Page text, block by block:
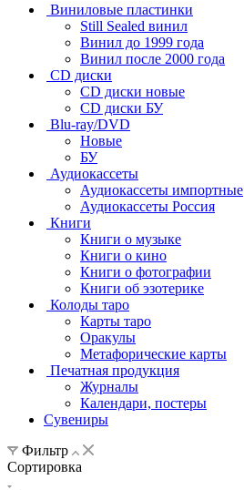
Виниловые пластинки
Still Sealed винил
Винил до 1999 года
Винил после 2000 года
CD диски
CD диски новые
CD диски БУ
Blu-ray/DVD
Новые
БУ
Аудиокассеты
Аудиокассеты импортные
Аудиокассеты Россия
Книги
Книги о музыке
Книги о кино
Книги о фотографии
Книги об эзотерике
Колоды таро
Карты таро
Оракулы
Метафорические карты
Печатная продукция
Журналы
Календари, постеры
Сувениры
Фильтр
Сортировка